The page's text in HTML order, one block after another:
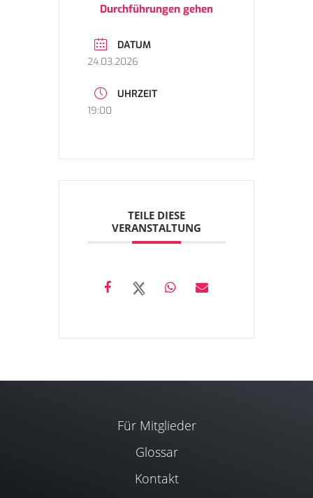
Durchführungen gehen
DATUM
24.03.2026
UHRZEIT
19:00
TEILE DIESE
VERANSTALTUNG
Für Mitglieder
Glossar
Kontakt